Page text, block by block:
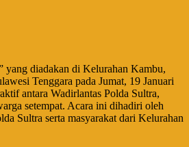
yang diadakan di Kelurahan Kambu,
Tenggara pada Jumat, 19 Januari
antara Wadirlantas Polda Sultra,
setempat. Acara ini dihadiri oleh
Sultra serta masyarakat dari Kelurahan